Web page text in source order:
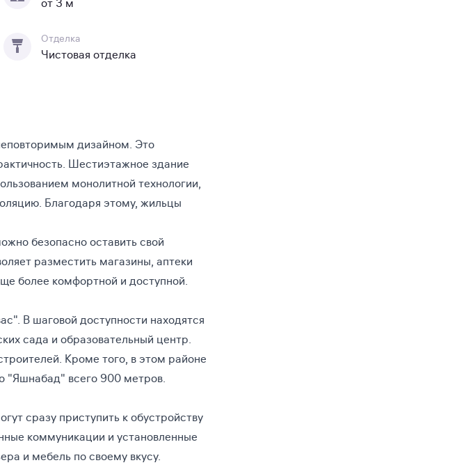
от 3 м
Отделка
Чистовая отделка
дизайном. Это
Шестиэтажное здание
монолитной технологии,
Благодаря этому, жильцы
безопасно оставить свой
разместить магазины, аптеки
более комфортной и доступной.
В шаговой доступности находятся
сада и образовательный центр.
Кроме того, в этом районе
"Яшнабад" всего 900 метров.
сразу приступить к обустройству
коммуникации и установленные
и мебель по своему вкусу.